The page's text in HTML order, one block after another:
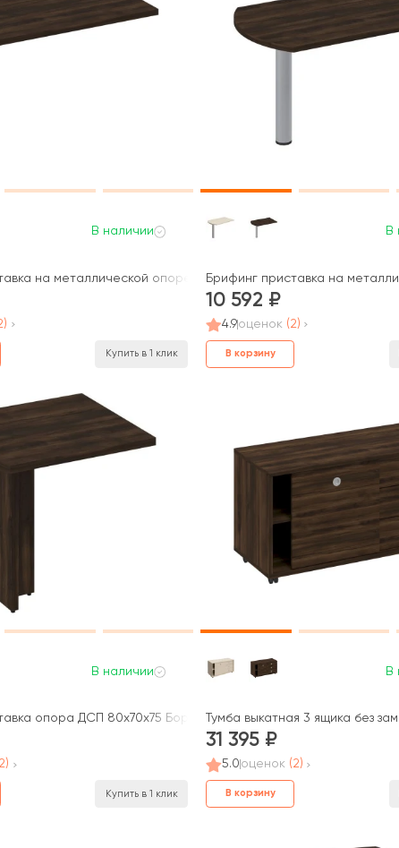
В наличии
на металлической опоре 120x70x75 Борн
Купить в 1 клик
В
Брифинг приставка на
10 592
4.9оценок (2)
В корзину
В наличии
опора ДСП 80x70x75 Борн
Купить в 1 клик
В
Тумба выкатная 3 ящика без
31 395
5.0 оценок (2)
В корзину